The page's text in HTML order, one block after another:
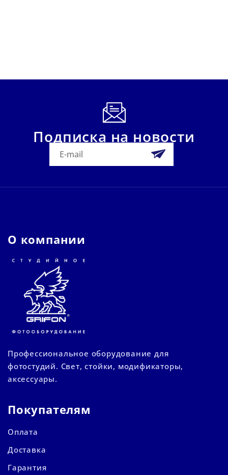
Подписка на новости
О компании
Профессиональное оборудование для
фотостудий. Свет, стойки, модификаторы,
аксессуары.
Покупателям
Оплата
Доставка
Гарантия